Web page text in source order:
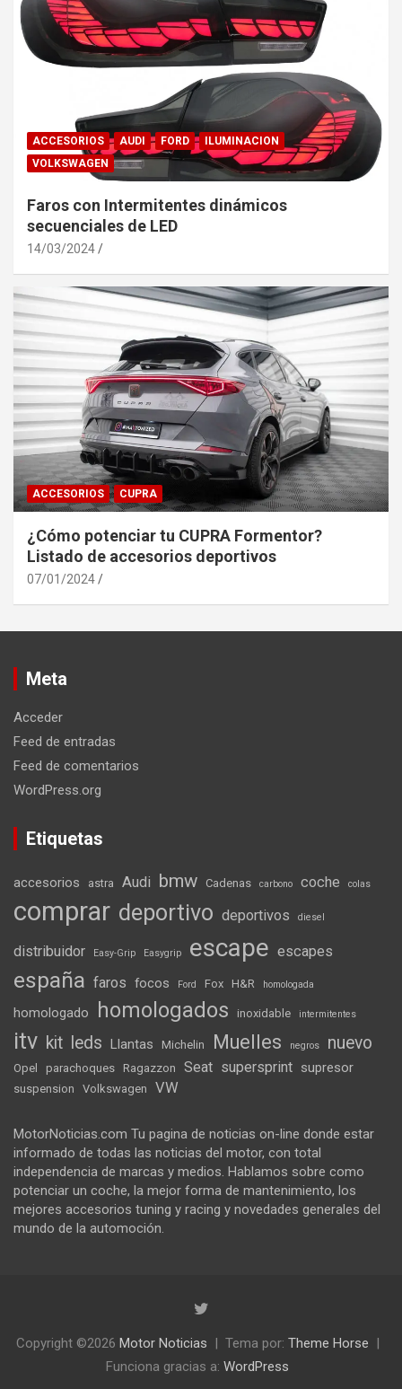
ACCESORIOS AUDI FORD
ILUMINACION
VOLKSWAGEN
Faros con Intermitentes dinámicos
secuenciales de LED
14/03/2024
ACCESORIOS CUPRA
¿Cómo potenciar tu CUPRA Formentor?
Listado de accesorios deportivos
07/01/2024
Meta
Acceder
Feed de entradas
Feed de comentarios
WordPress.org
Etiquetas
accesorios astra Audi bmw Cadenas carbono coche colas
comprar deportivo deportivos diesel
distribuidor Easy-Grip Easygrip escape escapes
españa faros focos Ford Fox H&R homologada
homologado homologados inoxidable intermitentes
itv kit leds Llantas Michelin Muelles negros nuevo
Opel parachoques Ragazzon Seat supersprint supresor
suspension Volkswagen VW
MotorNoticias.com Tu pagina de noticias on-line donde estar
informado de todas las noticias del motor, con total
independencia de marcas y medios. Hablamos sobre como
potenciar un coche, la mejor forma de mantenimiento, los
mejores accesorios tuning y racing y novedades generales del
mundo de la automoción.
Copyright ©2026 Motor Noticias Tema por: Theme Horse
Funciona gracias a: WordPress